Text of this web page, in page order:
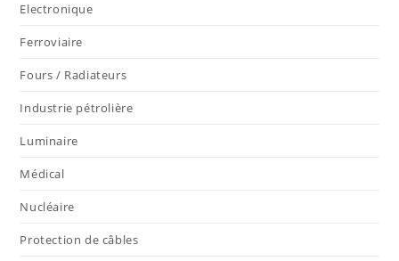
Electronique
Ferroviaire
Fours / Radiateurs
Industrie pétrolière
Luminaire
Médical
Nucléaire
Protection de câbles